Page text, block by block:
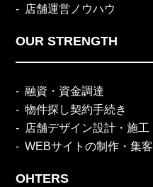
店舗運営ノウハウ
OUR STRENGTH
融資・資金調達
物件探し契約手続き
店舗デザイン設計・施工
WEBサイトの制作・集客
OHTERS